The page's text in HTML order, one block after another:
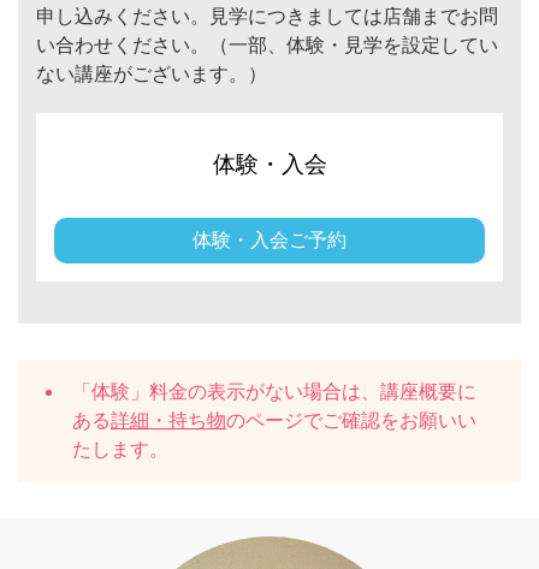
申し込みください。見学につきましては店舗までお問
い合わせください。（一部、体験・見学を設定してい
ない講座がございます。）
体験・入会
体験・入会ご予約
「体験」料金の表示がない場合は、講座概要に
ある詳細・持ち物のページでご確認をお願いい
たします。